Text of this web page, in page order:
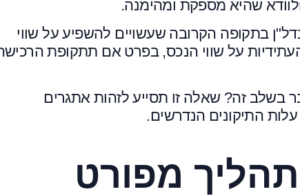
שהיא מספקת ומהימנה.
בתקופה הקרובה שעשויים להשפיע על שווי
על שווי הנכס, בפרט אם תתקופת
בשלב זה? שאלה זו תסייע לזהות אתגרים
התיקונים הנדרשים.
מפורט